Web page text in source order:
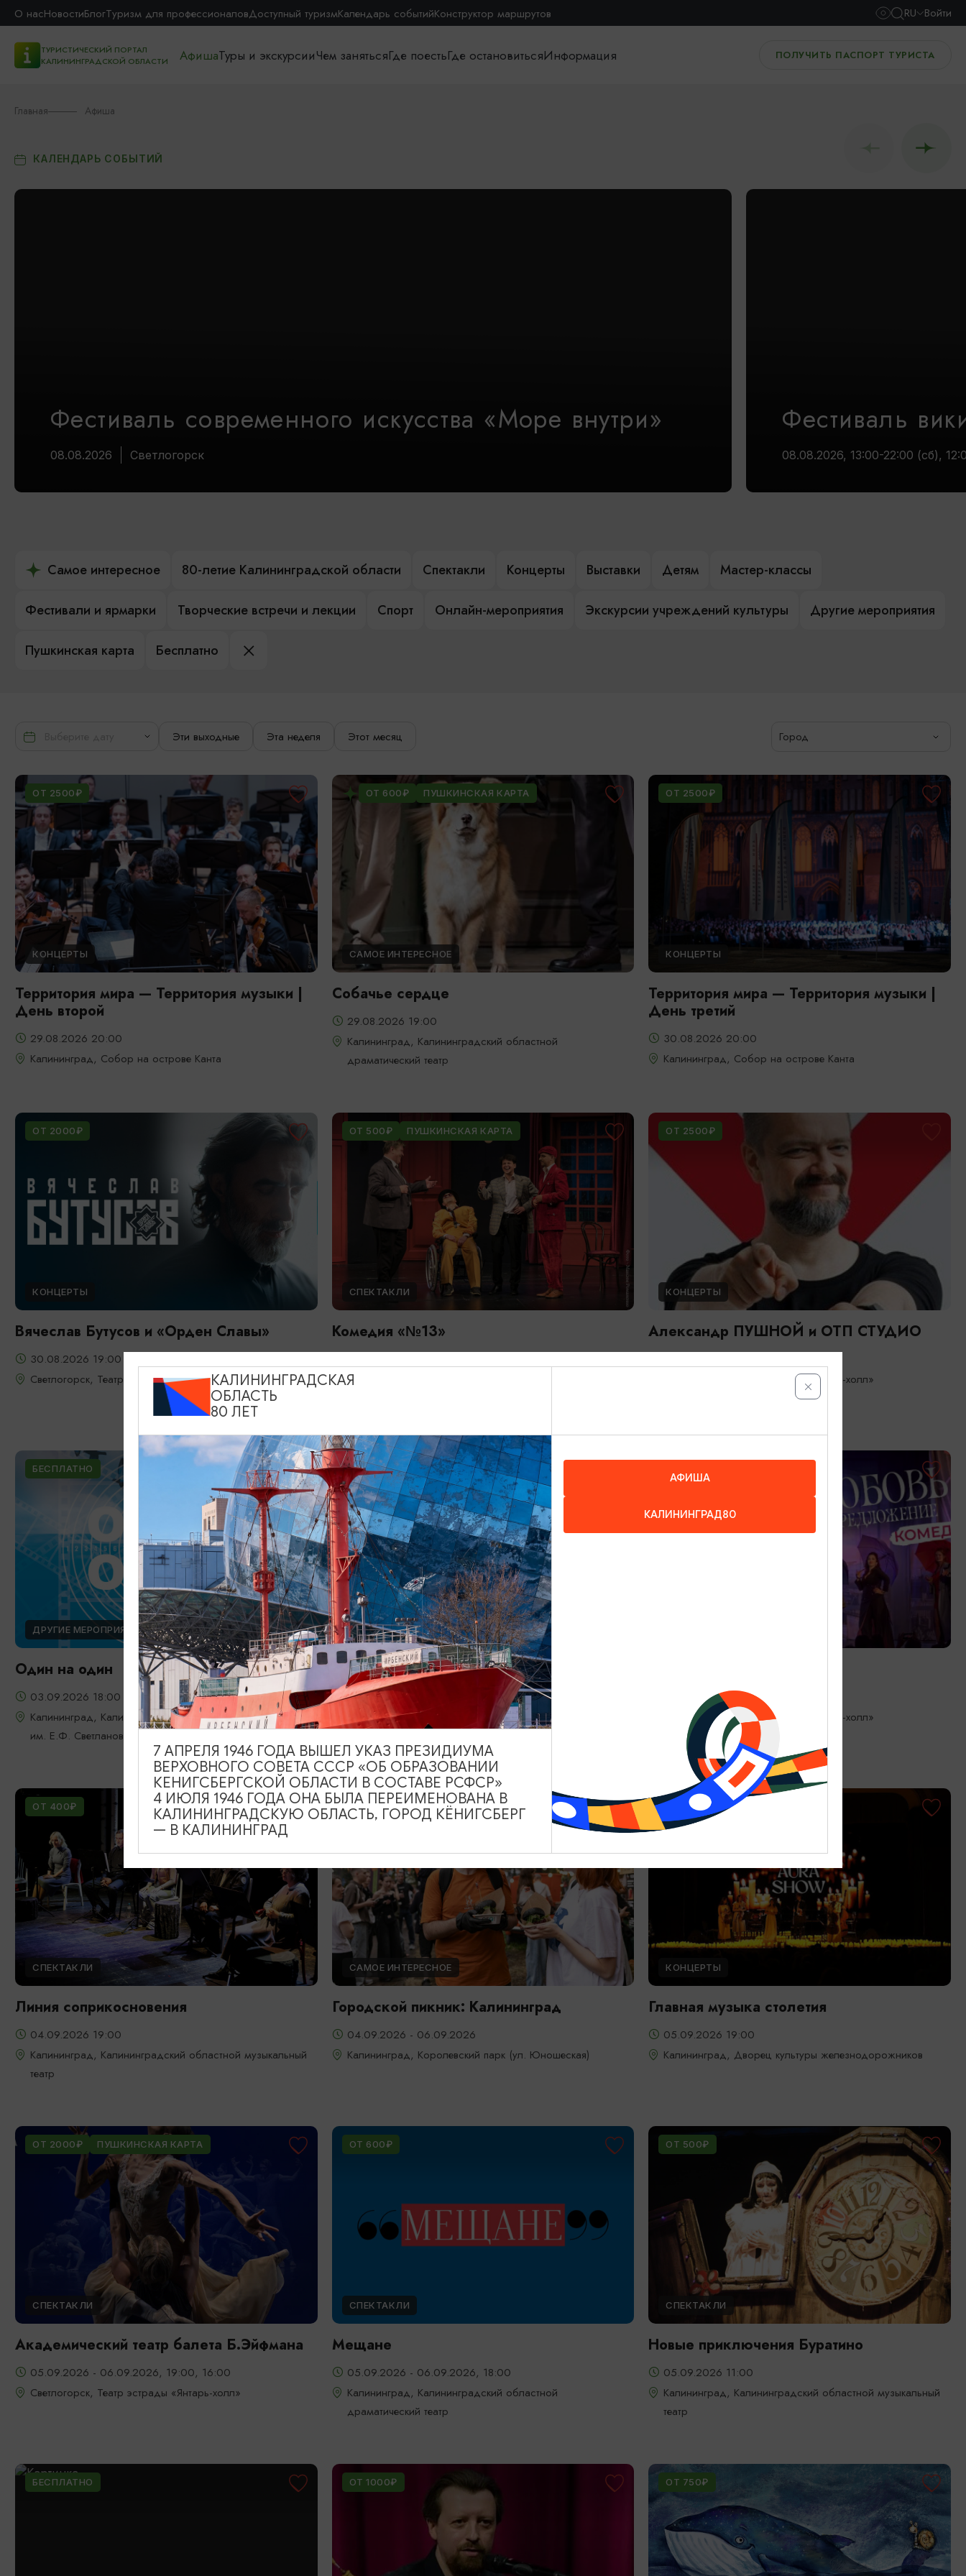
О насНовостиБлогТуризм для профессионаловДоступный туризмКалендарь событийКонструктор маршрутов RU Войти
ТУРИСТИЧЕСКИЙ ПОРТАЛ
КАЛИНИНГРАДСКОЙ ОБЛАСТИ
АфишаТуры и экскурсииЧем занятьсяГде поестьГде остановитьсяИнформация ПОЛУЧИТЬ ПАСПОРТ ТУРИСТА
Главная Афиша
КАЛЕНДАРЬ СОБЫТИЙ
Фестиваль современного искусства «Море внутри»
08.08.2026 Светлогорск
Фестиваль
08.08.2026, 13:00-22:00 (сб),
Самое интересное 80-летие Калининградской области Спектакли Концерты Выставки Детям Мастер-классы
Фестивали и ярмарки Творческие встречи и лекции Спорт Онлайн-мероприятия Экскурсии учреждений культуры Другие мероприятия
Пушкинская карта Бесплатно
Эти выходные Эта неделя Этот месяц Город
ОТ 2500₽
КОНЦЕРТЫ
Территория мира — Территория музыки |
День второй
29.08.2026 20:00
Калининград, Собор на острове Канта
ОТ 600₽ ПУШКИНСКАЯ КАРТА
САМОЕ ИНТЕРЕСНОЕ
Собачье сердце
29.08.2026 19:00
Калининград, Калининградский областной
драматический театр
ОТ 2500₽
КОНЦЕРТЫ
Территория мира — Территория музыки |
День третий
30.08.2026 20:00
Калининград, Собор на острове Канта
ОТ 2000₽
КОНЦЕРТЫ
Вячеслав Бутусов и «Орден Славы»
30.08.2026 19:00
Светлогорск, Театр эстрады «Янтарь-холл»
ОТ 500₽ ПУШКИНСКАЯ КАРТА
СПЕКТАКЛИ
Комедия «№13»
Калининград, Калининградский областной
ОТ 2500₽
КОНЦЕРТЫ
Александр ПУШНОЙ и ОТП СТУДИО
Светлогорск, Театр эстрады «Янтарь-холл»
БЕСПЛАТНО
ДРУГИЕ МЕРОПРИЯТИЯ
Один на один
03.09.2026 18:00
Калининград, Калининградская областная филармония
им. Е.Ф. Светланова
ОТ 2500₽
КОНЦЕРТЫ
RADIO TAPOK
04.09.2026 20:00
Калининград, РК «Резиденция королей»
04.09.2026 19:00
Светлогорск, Театр эстрады «Янтарь-холл»
ОТ 400₽
СПЕКТАКЛИ
Линия соприкосновения
04.09.2026 19:00
Калининград, Калининградский областной музыкальный
театр
БЕСПЛАТНО
САМОЕ ИНТЕРЕСНОЕ
Городской пикник: Калининград
04.09.2026 - 06.09.2026
Калининград, Королевский парк (ул. Юношеская)
ОТ 1490₽
КОНЦЕРТЫ
Главная музыка столетия
05.09.2026 19:00
Калининград, Дворец культуры железнодорожников
ОТ 2000₽ ПУШКИНСКАЯ КАРТА
СПЕКТАКЛИ
Академический театр балета Б.Эйфмана
05.09.2026 - 06.09.2026, 19:00, 16:00
Светлогорск, Театр эстрады «Янтарь-холл»
ОТ 600₽
СПЕКТАКЛИ
Мещане
05.09.2026 - 06.09.2026, 18:00
Калининград, Калининградский областной
драматический театр
ОТ 500₽
СПЕКТАКЛИ
Новые приключения Буратино
05.09.2026 11:00
Калининград, Калининградский областной музыкальный
театр
БЕСПЛАТНО ОТ 1000₽ ОТ 750₽
КАЛИНИНГРАДСКАЯ
ОБЛАСТЬ
80 ЛЕТ
АФИША
КАЛИНИНГРАД80
7 АПРЕЛЯ 1946 ГОДА ВЫШЕЛ УКАЗ ПРЕЗИДИУМА
ВЕРХОВНОГО СОВЕТА СССР «ОБ ОБРАЗОВАНИИ
КЕНИГСБЕРГСКОЙ ОБЛАСТИ В СОСТАВЕ РСФСР»
4 ИЮЛЯ 1946 ГОДА ОНА БЫЛА ПЕРЕИМЕНОВАНА В
КАЛИНИНГРАДСКУЮ ОБЛАСТЬ, ГОРОД КЁНИГСБЕРГ
— В КАЛИНИНГРАД